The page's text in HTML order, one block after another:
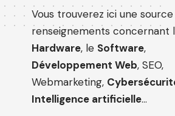
Vous trouverez ici une
renseignements concernant
Hardware, le Software,
Développement Web, SEO,
Webmarketing,
Intelligence artificielle…